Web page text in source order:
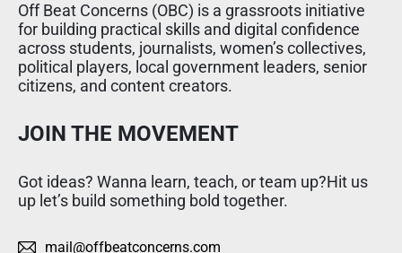
Off Beat Concerns (OBC) is a grassroots initiative
for building practical skills and digital confidence
across students, journalists, women’s collectives,
political players, local government leaders, senior
citizens, and content creators.
JOIN THE MOVEMENT
Got ideas? Wanna learn, teach, or team up?Hit us
up let’s build something bold together.
mail@offbeatconcerns.com